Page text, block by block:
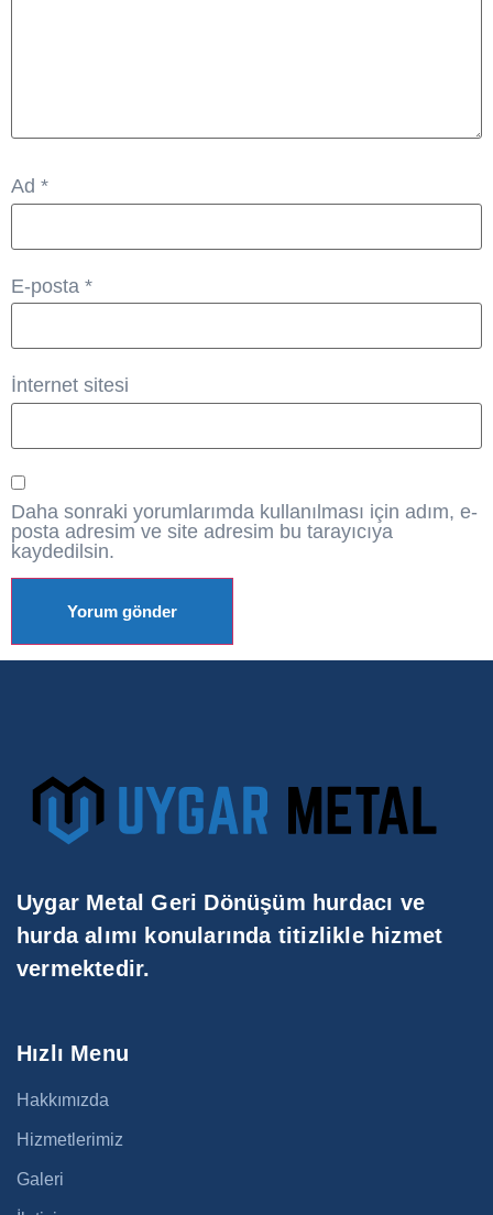
Ad *
E-posta *
İnternet sitesi
Daha sonraki yorumlarımda kullanılması için adım, e-
posta adresim ve site adresim bu tarayıcıya
kaydedilsin.
Uygar Metal Geri Dönüşüm hurdacı ve
hurda alımı konularında titizlikle hizmet
vermektedir.
Hızlı Menu
Hakkımızda
Hizmetlerimiz
Galeri